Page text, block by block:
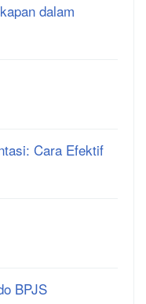
dalam
Cara Efektif
BPJS